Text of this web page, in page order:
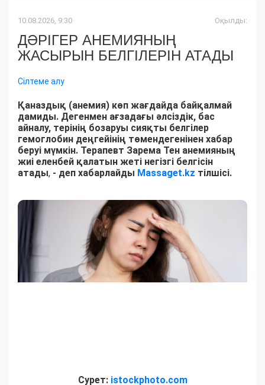
10.08.2026, 9:30 Оқылды:
ДӘРІГЕР АНЕМИЯНЫҢ
ЖАСЫРЫН БЕЛГІЛЕРІН АТАДЫ
Сілтеме алу
Қаназдық (анемия) көп жағдайда байқалмай
дамиды. Дегенмен ағзадағы әлсіздік, бас
айналу, терінің бозаруы сияқты белгілер
гемоглобин деңгейінің төмендегенінен хабар
беруі мүмкін. Терапевт Зарема Тен анемияның
жиі еленбей қалатын жеті негізгі белгісін
атады, - деп хабарлайды Massaget.kz тілшісі.
Сурет: istockphoto.com